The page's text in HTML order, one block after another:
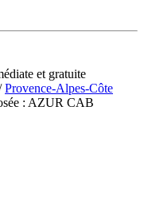
et gratuite
Provence-Alpes-Côte
: AZUR CAB